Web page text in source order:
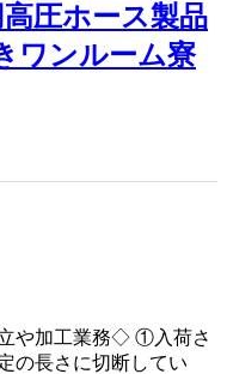
高圧ホース製品
ワンルーム寮
や加工業務◇ ①入荷さ
の長さに切断してい